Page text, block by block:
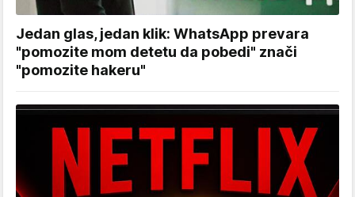
Jedan glas, jedan klik: WhatsApp prevara
"pomozite mom detetu da pobedi" znači
"pomozite hakeru"